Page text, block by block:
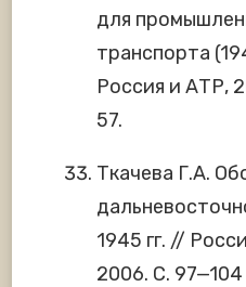
для
транспорта
Россия и АТР,
57.
Ткачева Г.А.
1945 гг. //
2006. С. 97—104